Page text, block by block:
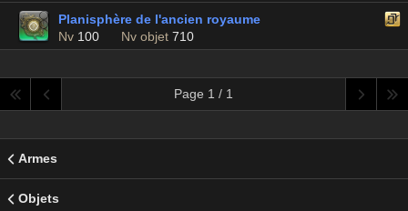
Planisphère de l'ancien royaume
Nv 100 Nv objet 710
Page 1 / 1
Armes
Objets